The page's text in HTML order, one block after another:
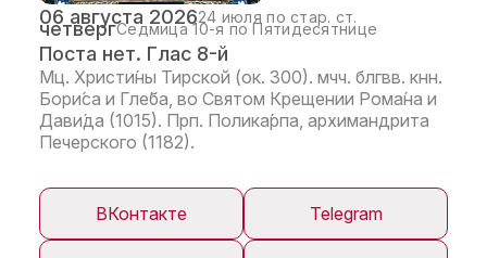
06 августа 202624 июля по стар. ст.
четвергСедмица 10-я по Пятидесятнице
Поста нет. Глас 8-й
Мц. Христи́ны Тирской (ок. 300). мчч. блгвв. кнн.
Бори́са и Гле́ба, во Святом Крещении Рома́на и
Дави́да (1015). Прп. Полика́рпа, архимандрита
Печерского (1182).
ВКонтакте Telegram